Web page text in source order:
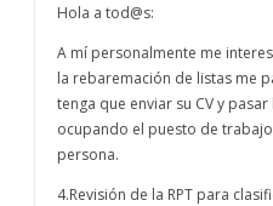
Hola a tod@s:
A mí personalmente me
la rebaremación de listas me
tenga que enviar su CV y
ocupando el puesto de
persona.
4.Revisión de la RPT para